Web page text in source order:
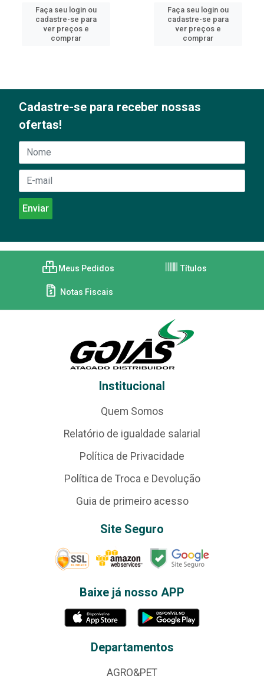
Faça seu login ou
cadastre-se para
ver preços e
comprar
Faça seu login ou
cadastre-se para
ver preços e
comprar
Cadastre-se para receber nossas
ofertas!
Meus Pedidos Títulos
Notas Fiscais
Institucional
Quem Somos
Relatório de igualdade salarial
Política de Privacidade
Política de Troca e Devolução
Guia de primeiro acesso
Site Seguro
Baixe já nosso APP
Departamentos
AGRO&PET